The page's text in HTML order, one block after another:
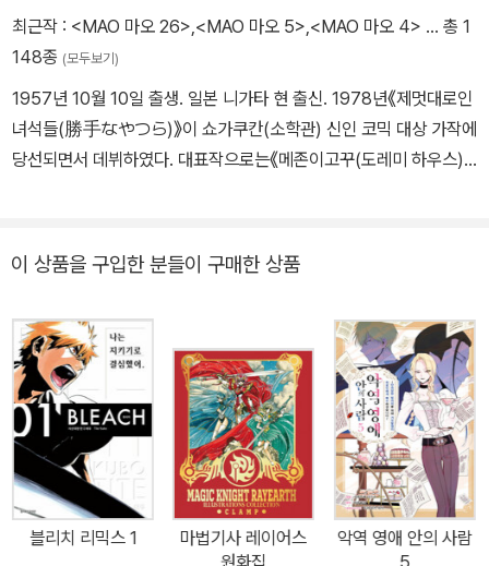
최근작 : <MAO 마오 26> <MAO 마오 5> <MAO 마오 4> … 총 1
148종 (모두보기)
1957년 10월 10일 출생. 일본 니가타 현 출신. 1978년《제멋대로인
녀석들(勝手なやつら)》이 쇼가쿠칸(소학관) 신인 코믹 대상 가작에
당선되면서 데뷔하였다. 대표작으로는《메존이고꾸(도레미 하우스)》
받고 있다.
이 상품을 구입한 분들이 구매한 상품
블리치 리믹스 1
마법기사 레이어스
원화집
악역 영애 안의 사람
5